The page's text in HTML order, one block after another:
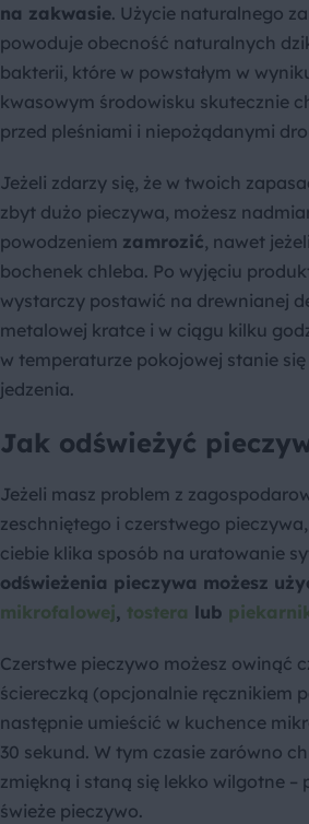
na zakwasie. Użycie naturalnego
powoduje obecność naturalnych
bakterii, które w powstałym w
kwasowym środowisku skutecznie
przed pleśniami i niepożądanymi
Jeżeli zdarzy się, że w twoich
zbyt dużo pieczywa, możesz
powodzeniem zamrozić, nawet
bochenek chleba. Po wyjęciu
wystarczy postawić na drewnianej
metalowej kratce i w ciągu kilku
w temperaturze pokojowej stanie
jedzenia.
Jak odświeżyć
Jeżeli masz problem z
zeschniętego i czerstwego
ciebie klika sposób na uratowanie
odświeżenia pieczywa możesz
mikrofalowej, tostera lub
Czerstwe pieczywo możesz owinąć
ściereczką (opcjonalnie ręcznikiem
następnie umieścić w kuchence
30 sekund. W tym czasie zarówno
zmiękną i staną się lekko wilgotne –
świeże pieczywo.